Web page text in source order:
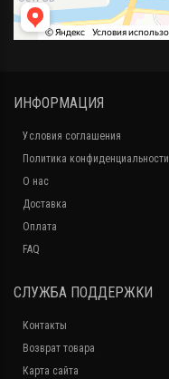
ИНФОРМАЦИЯ
Условия соглашения
Политика конфиденциальности
О нас
Доставка
Оплата
FAQ
СЛУЖБА ПОДДЕРЖКИ
Контакты
Возврат товара
Карта сайта